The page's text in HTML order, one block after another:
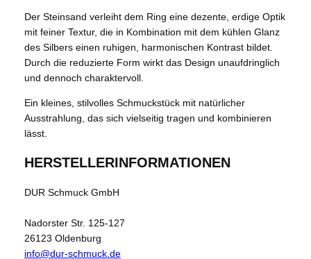
Der Steinsand verleiht dem Ring eine dezente, erdige Optik
mit feiner Textur, die in Kombination mit dem kühlen Glanz
des Silbers einen ruhigen, harmonischen Kontrast bildet.
Durch die reduzierte Form wirkt das Design unaufdringlich
und dennoch charaktervoll.
Ein kleines, stilvolles Schmuckstück mit natürlicher
Ausstrahlung, das sich vielseitig tragen und kombinieren
lässt.
HERSTELLERINFORMATIONEN
DUR Schmuck GmbH
Nadorster Str. 125-127
26123 Oldenburg
info@dur-schmuck.de